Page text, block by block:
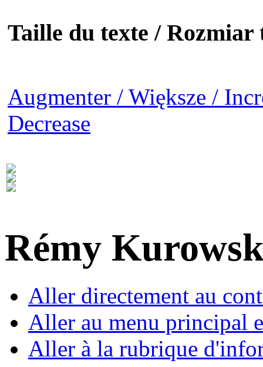
Taille du texte / Rozmiar
Augmenter / Większe /
Decrease
Rémy
Aller directement au
Aller au menu principal
Aller à la rubrique